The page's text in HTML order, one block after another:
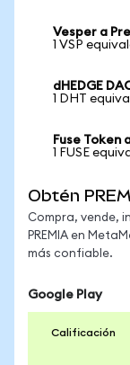
Vesper a
1 VSP
dHEDGE
1 DHT
Fuse Token
1 FUSE
Obtén
Compra, vende,
PREMIA en
más confiable.
Google Play
Calificación